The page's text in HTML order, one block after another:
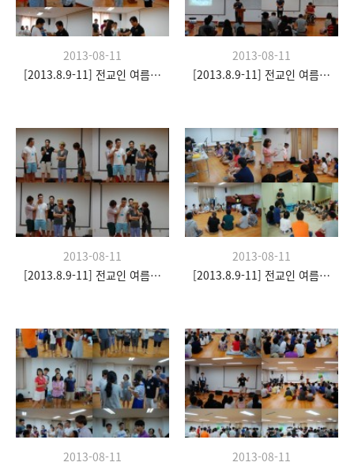
2013-08-11
[2013.8.9-11] 전교인 여름수련회- "이쉼 전쉼"
2013-08-11
[2013.8.9-11] 전교인 여름수련회- "이쉼 전쉼"
2013-08-11
[2013.8.9-11] 전교인 여름수련회- "이쉼 전쉼"
2013-08-11
[2013.8.9-11] 전교인 여름수련회- "이쉼 전쉼"
2013-08-11
2013-08-11